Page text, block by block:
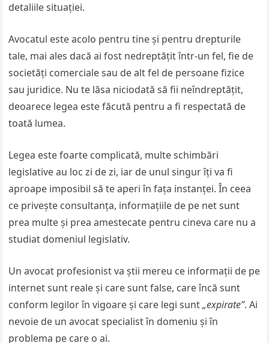
detaliile situației.
Avocatul este acolo pentru tine și pentru drepturile
tale, mai ales dacă ai fost nedreptățit într-un fel, fie de
societăți comerciale sau de alt fel de persoane fizice
sau juridice. Nu te lăsa niciodată să fii neîndreptățit,
deoarece legea este făcută pentru a fi respectată de
toată lumea.
Legea este foarte complicată, multe schimbări
legislative au loc zi de zi, iar de unul singur îți va fi
aproape imposibil să te aperi în fața instanței. În ceea
ce privește consultanța, informațiile de pe net sunt
prea multe și prea amestecate pentru cineva care nu a
studiat domeniul legislativ.
Un avocat profesionist va știi mereu ce informații de pe
internet sunt reale și care sunt false, care încă sunt
conform legilor în vigoare și care legi sunt„expirate”. Ai
nevoie de un avocat specialist în domeniu și în
problema pe care o ai.